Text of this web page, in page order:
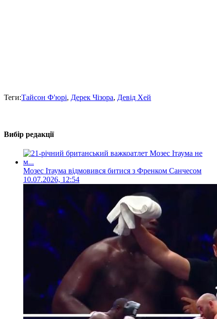
Теги:Тайсон Ф'юрі, Дерек Чізора, Девід Хей
Вибір редакції
Мозес Ітаума відмовився битися з Френком Санчесом
10.07.2026, 12:54